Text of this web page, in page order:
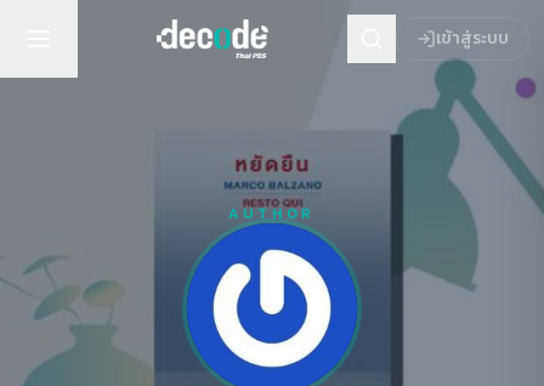
เข้าสู่ระบบ
AUTHOR